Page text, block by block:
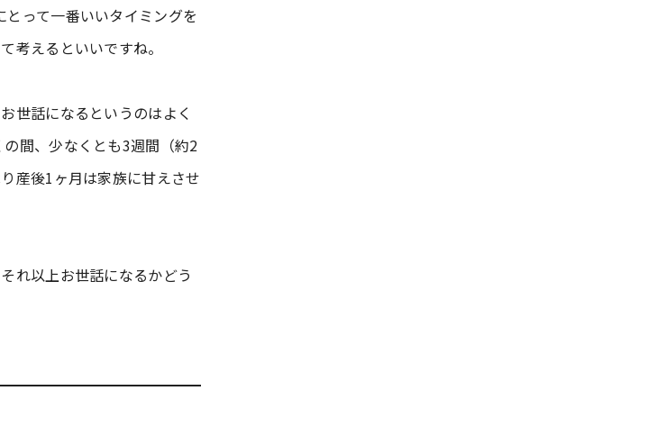
って一番いいタイミングを
考えるといいですね。
世話になるというのはよく
間、少なくとも3週間（約2
産後1ヶ月は家族に甘えさせ
れ以上お世話になるかどう